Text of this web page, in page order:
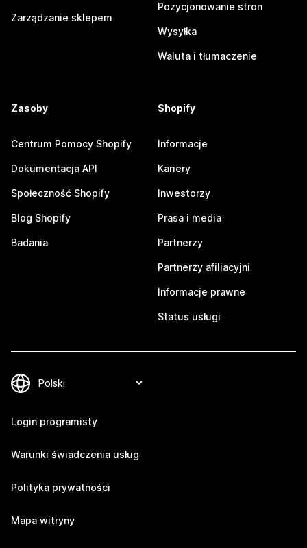
Zarządzanie sklepem
Pozycjonowanie stron
Wysyłka
Waluta i tłumaczenie
Zasoby
Centrum Pomocy Shopify
Dokumentacja API
Społeczność Shopify
Blog Shopify
Badania
Shopify
Informacje
Kariery
Inwestorzy
Prasa i media
Partnerzy
Partnerzy afiliacyjni
Informacje prawne
Status usługi
Login programisty
Warunki świadczenia usług
Polityka prywatności
Mapa witryny